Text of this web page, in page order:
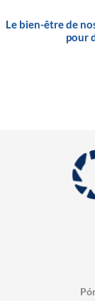
Le bien-être de
pour